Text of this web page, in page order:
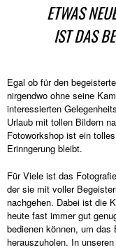
ETWAS
IST DAS
Egal ob für den
nirgendwo ohne seine
interessierten
Urlaub mit tollen Bildern
Fotoworkshop ist ein
Erinngerung bleibt.
Für Viele ist das
der sie mit voller
nachgehen. Dabei ist die
heute fast immer gut
bedienen können, um das
herauszuholen. In